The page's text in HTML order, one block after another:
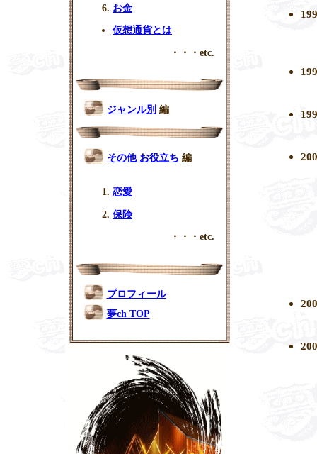
お金
仮想通貨とは
・・・etc.
ジャンル別 編
その他 お役立ち 編
恋愛
保険
・・・etc.
プロフィール
夢ch TOP